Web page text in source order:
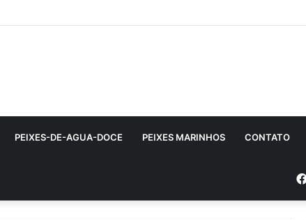
PEIXES-DE-AGUA-DOCE PEIXES MARINHOS CONTATO